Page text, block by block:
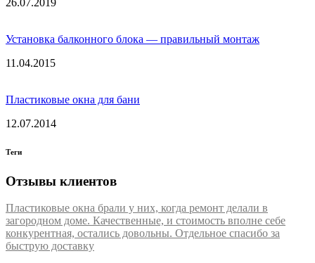
Установка балконного блока — правильный монтаж
11.04.2015
Пластиковые окна для бани
12.07.2014
Теги
Отзывы клиентов
Пластиковые окна брали у них, когда ремонт делали в
загородном доме. Качественные, и стоимость вполне себе
конкурентная, остались довольны. Отдельное спасибо за
быструю доставку